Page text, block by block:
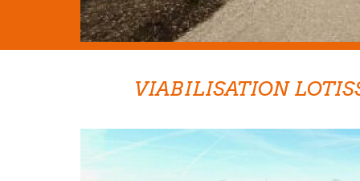
VIABILISATION